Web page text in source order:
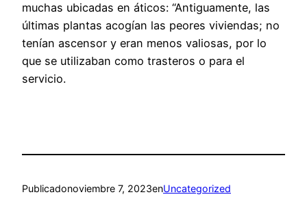
muchas ubicadas en áticos: “Antiguamente, las
últimas plantas acogían las peores viviendas; no
tenían ascensor y eran menos valiosas, por lo
que se utilizaban como trasteros o para el
servicio.
Publicadonoviembre 7, 2023enUncategorized